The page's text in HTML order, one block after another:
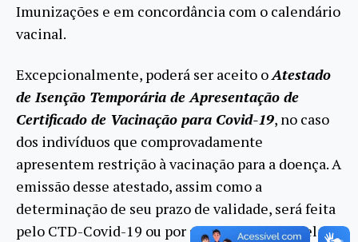
Imunizações e em concordância com o calendário
vacinal.
Excepcionalmente, poderá ser aceito oAtestado
de Isenção Temporária de Apresentação de
Certificado de Vacinação para Covid-19, no caso
dos indivíduos que comprovadamente
apresentem restrição à vacinação para a doença. A
emissão desse atestado, assim como a
determinação de seu prazo de validade, será feita
pelo CTD-Covid-19 ou por setor designado pela